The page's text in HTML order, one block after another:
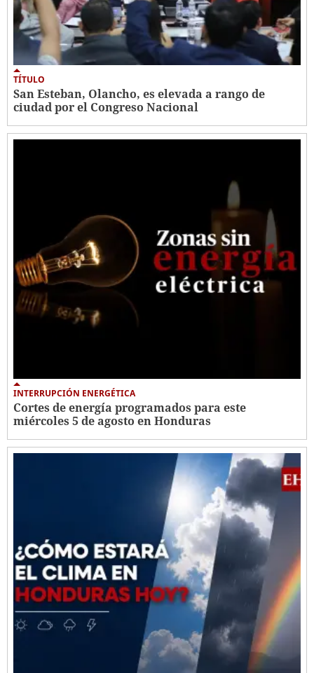
TÍTULO
San Esteban, Olancho, es elevada a rango de
ciudad por el Congreso Nacional
INTERRUPCIÓN ENERGÉTICA
Cortes de energía programados para este
miércoles 5 de agosto en Honduras